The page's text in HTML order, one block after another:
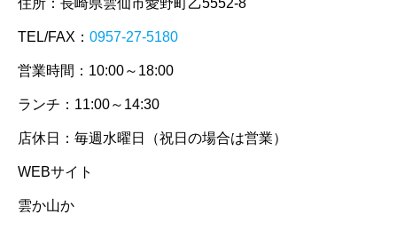
住所：長崎県雲仙市愛野町乙5552-8
TEL/FAX： 0957-27-5180
営業時間：10:00～18:00
ランチ：11:00～14:30
店休日：毎週水曜日（祝日の場合は営業）
WEBサイト
雲か山か